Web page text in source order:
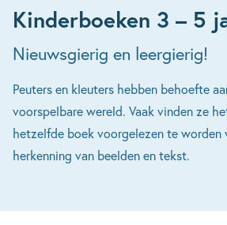
Kinderboeken 3 – 5
Nieuwsgierig en leergierig!
Peuters en kleuters hebben behoefte
voorspelbare wereld. Vaak vinden ze
hetzelfde boek voorgelezen te worden
herkenning van beelden en tekst.